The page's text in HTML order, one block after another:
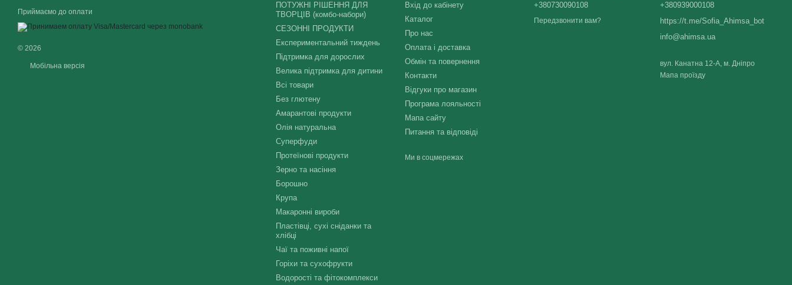
Приймаємо до оплати
© 2026
Мобільна версія
ПОТУЖНІ РІШЕННЯ ДЛЯ
ТВОРЦІВ (комбо-набори)
СЕЗОННІ ПРОДУКТИ
Експериментальний тиждень
Підтримка для дорослих
Велика підтримка для дитини
Всі товари
Без глютену
Амарантові продукти
Олія натуральна
Суперфуди
Протеїнові продукти
Зерно та насіння
Борошно
Крупа
Макаронні вироби
Пластівці, сухі сніданки та
хлібці
Чаї та поживні напої
Горіхи та сухофрукти
Водорості та фітокомплекси
Вхід до кабінету
Каталог
Про нас
Оплата і доставка
Обмін та повернення
Контакти
Відгуки про магазин
Програма лояльності
Мапа сайту
Питання та відповіді
Ми в соцмережах
+380730090108
Передзвонити вам?
+380939000108
https://t.me/Sofia_Ahimsa_bot
info@ahimsa.ua
вул. Канатна 12-А, м. Дніпро
Мапа проїзду